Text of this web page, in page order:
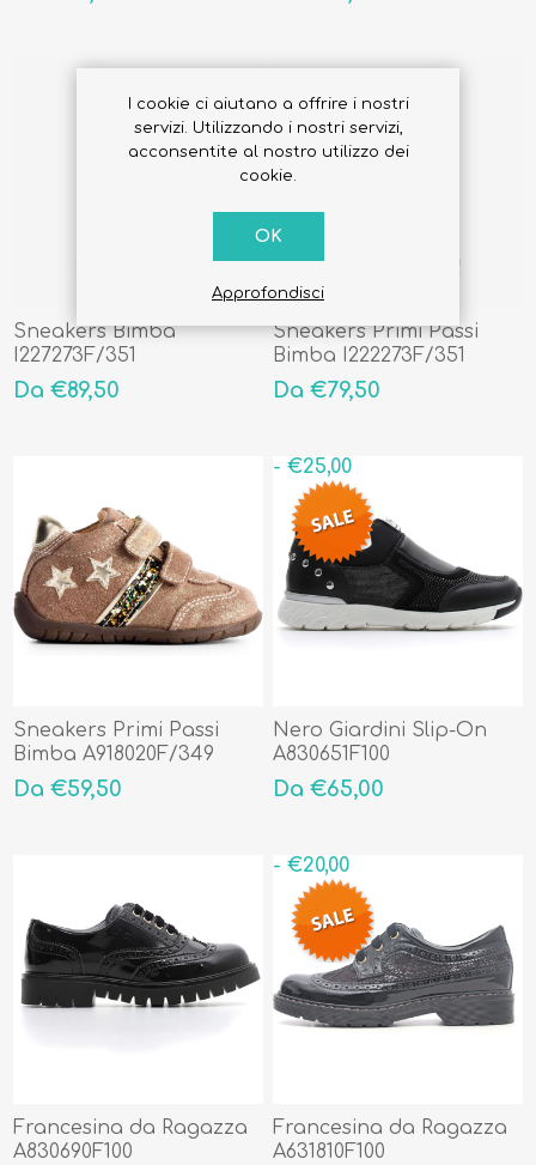
Sneakers Bimba
I227273F/351
Da €89,50
Sneakers Primi Passi
Bimba I222273F/351
Da €79,50
Sneakers Primi Passi
Bimba A918020F/349
Da €59,50
- €25,00
Nero Giardini Slip-On
A830651F100
Da €65,00
Francesina da Ragazza
A830690F100
- €20,00
Francesina da Ragazza
A631810F100
I cookie ci aiutano a offrire i nostri
servizi. Utilizzando i nostri servizi,
acconsentite al nostro utilizzo dei
cookie.
OK
Approfondisci